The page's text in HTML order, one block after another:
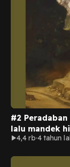
#2
lalu mandek
4,4 rb 4 tahun